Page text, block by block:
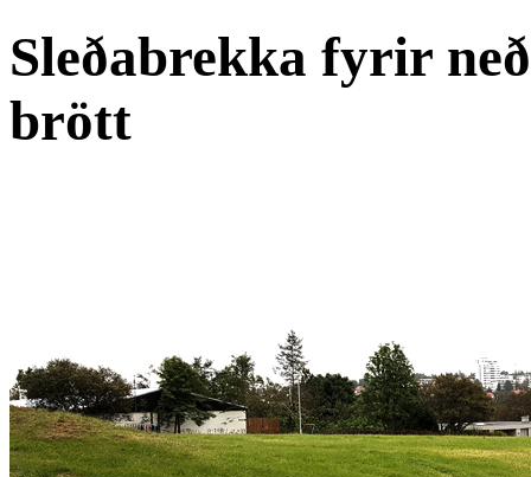
Sleðabrekka fyrir
brött